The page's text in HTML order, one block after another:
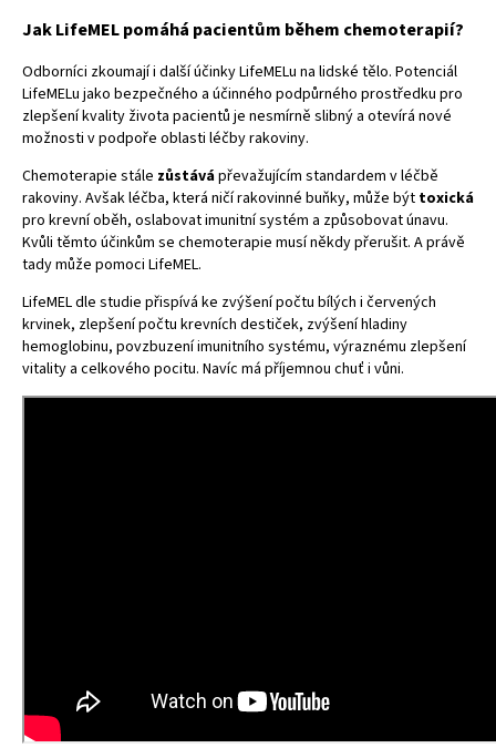
Jak LifeMEL pomáhá pacientům během chemoterapií?
Odborníci zkoumají i další účinky LifeMELu na lidské tělo. Potenciál
LifeMELu jako bezpečného a účinného podpůrného prostředku pro
zlepšení kvality života pacientů je nesmírně slibný a otevírá nové
možnosti v podpoře oblasti léčby rakoviny.
Chemoterapie stále zůstávápřevažujícím standardem v léčbě
rakoviny. Avšak léčba, která ničí rakovinné buňky, může být toxická
pro krevní oběh, oslabovat imunitní systém a způsobovat únavu.
Kvůli těmto účinkům se chemoterapie musí někdy přerušit. A právě
tady může pomoci LifeMEL.
LifeMEL dle studie přispívá ke zvýšení počtu bílých i červených
krvinek, zlepšení počtu krevních destiček, zvýšení hladiny
hemoglobinu, povzbuzení imunitního systému, výraznému zlepšení
vitality a celkového pocitu. Navíc má příjemnou chuť i vůni.